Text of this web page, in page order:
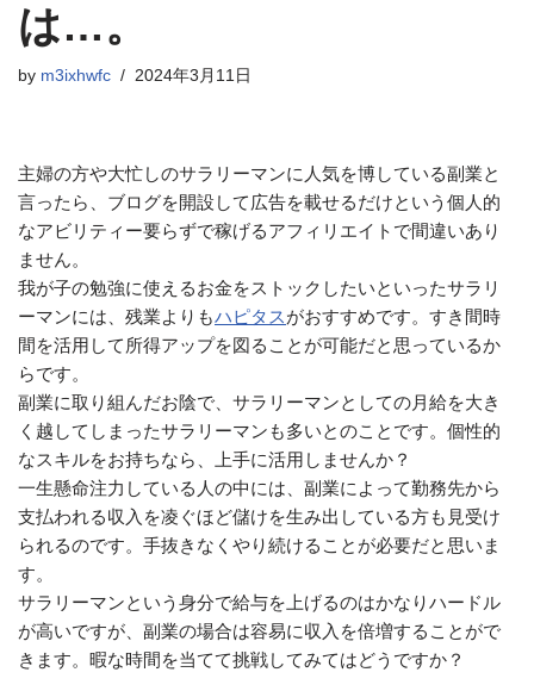
は…。
by m3ixhwfc 2024年3月11日
主婦の方や大忙しのサラリーマンに人気を博している副業と
言ったら、ブログを開設して広告を載せるだけという個人的
なアビリティー要らずで稼げるアフィリエイトで間違いあり
ません。
我が子の勉強に使えるお金をストックしたいといったサラリ
ーマンには、残業よりもハピタスがおすすめです。すき間時
間を活用して所得アップを図ることが可能だと思っているか
らです。
副業に取り組んだお陰で、サラリーマンとしての月給を大き
く越してしまったサラリーマンも多いとのことです。個性的
なスキルをお持ちなら、上手に活用しませんか？
一生懸命注力している人の中には、副業によって勤務先から
支払われる収入を凌ぐほど儲けを生み出している方も見受け
られるのです。手抜きなくやり続けることが必要だと思いま
す。
サラリーマンという身分で給与を上げるのはかなりハードル
が高いですが、副業の場合は容易に収入を倍増することがで
きます。暇な時間を当てて挑戦してみてはどうですか？